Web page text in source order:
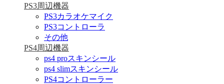
PS3周辺機器
PS3カラオケマイク
PS3コントローラ
その他
PS4周辺機器
ps4 proスキンシール
ps4 slimスキンシール
PS4コントローラー